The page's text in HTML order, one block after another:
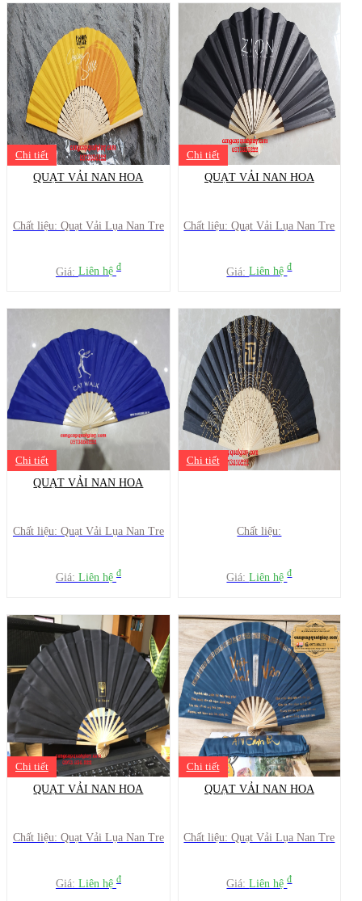
Chi tiết
QUẠT VẢI NAN HOA
Chất liệu: Quạt Vải Lụa Nan Tre
Giá: Liên hệ đ
Chi tiết
QUẠT VẢI NAN HOA
Chất liệu: Quạt Vải Lụa Nan Tre
Giá:Liên hệđ
Chi tiết
QUẠT VẢI NAN HOA
Chất liệu: Quạt Vải Lụa Nan Tre
Giá: Liên hệ đ
Chi tiết
Chất liệu:
Giá:Liên hệđ
Chi tiết
QUẠT VẢI NAN HOA
Chất liệu: Quạt Vải Lụa Nan Tre
Giá: Liên hệ đ
Chi tiết
QUẠT VẢI NAN HOA
Chất liệu: Quạt Vải Lụa Nan Tre
Giá:Liên hệđ